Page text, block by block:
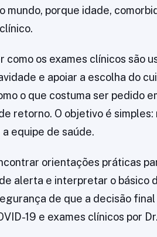
mundo, porque idade,
os exames clínicos são
e apoiar a escolha do
o que costuma ser pedido
retorno. O objetivo é
equipe de saúde.
orientações práticas
alerta e interpretar o básico
de que a decisão
19 e exames clínicos por